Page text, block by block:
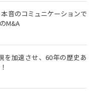
音のコミュニケーションで
M&A
を加速させ、60年の歴史あ